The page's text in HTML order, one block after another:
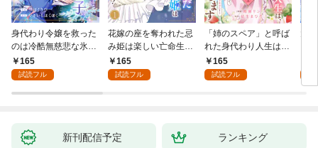
身代わり令嬢を救った
のは冷酷無慈悲な氷の
王子の愛でした１
165
試読フル
花嫁の座を奪われた忌
み姫は楽しい亡命生活
はじめます！１
165
試読フル
「姉のスペア」と呼ば
れた身代わり人生は、
今日でやめることにし
ます～辺境で自由を満
165
試読フル
新刊配信予定 ランキング